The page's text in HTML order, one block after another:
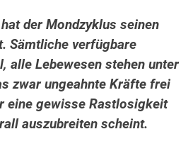
der Mondzyklus seinen
Sämtliche verfügbare
alle Lebewesen stehen unter
zwar ungeahnte Kräfte frei
eine gewisse Rastlosigkeit
auszubreiten scheint.